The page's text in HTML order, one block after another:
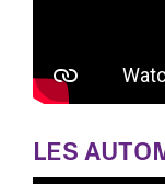
LES